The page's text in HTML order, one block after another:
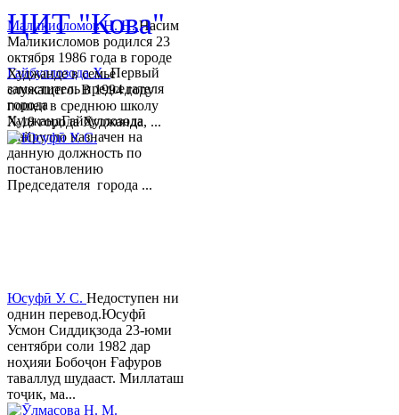
Гайбуллозода Х.Первый
заместитель председателя
города
ХуджандГайбуллозода
Хайрулло назначен на
данную должность по
постановлению
Председателя города ...
Маликисломов Н. Н.Насим
Маликисломов родился 23
октября 1986 года в городе
Худжанде в семье
служащего. В 1994 году
пошел в среднюю школу
№18 города Худжанда, ...
Юсуфӣ У. C. Недоступен ни
однин перевод.Юсуфӣ
Усмон Сиддиқзода 23-юми
сентябри соли 1982 дар
ноҳияи Бобоҷон Ғафуров
таваллуд шудааст. Миллаташ
тоҷик, ма...
ЦИТ "Кова"